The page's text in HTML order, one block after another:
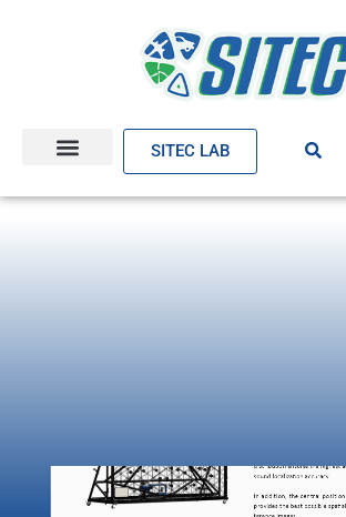
SITEC LAB